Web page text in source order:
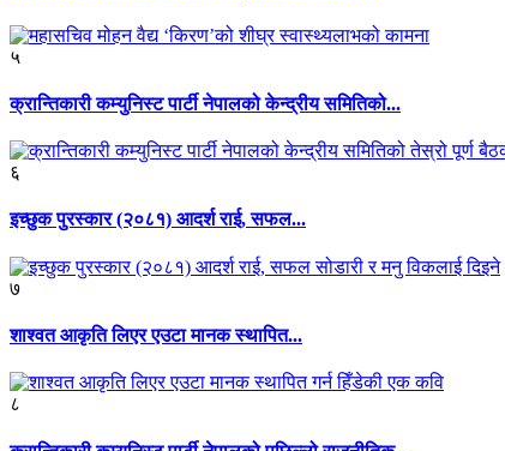
५
क्रान्तिकारी कम्युनिस्ट पार्टी नेपालको केन्द्रीय समितिको...
६
इच्छुक पुरस्कार (२०८१) आदर्श राई, सफल...
७
शाश्वत आकृति लिएर एउटा मानक स्थापित...
८